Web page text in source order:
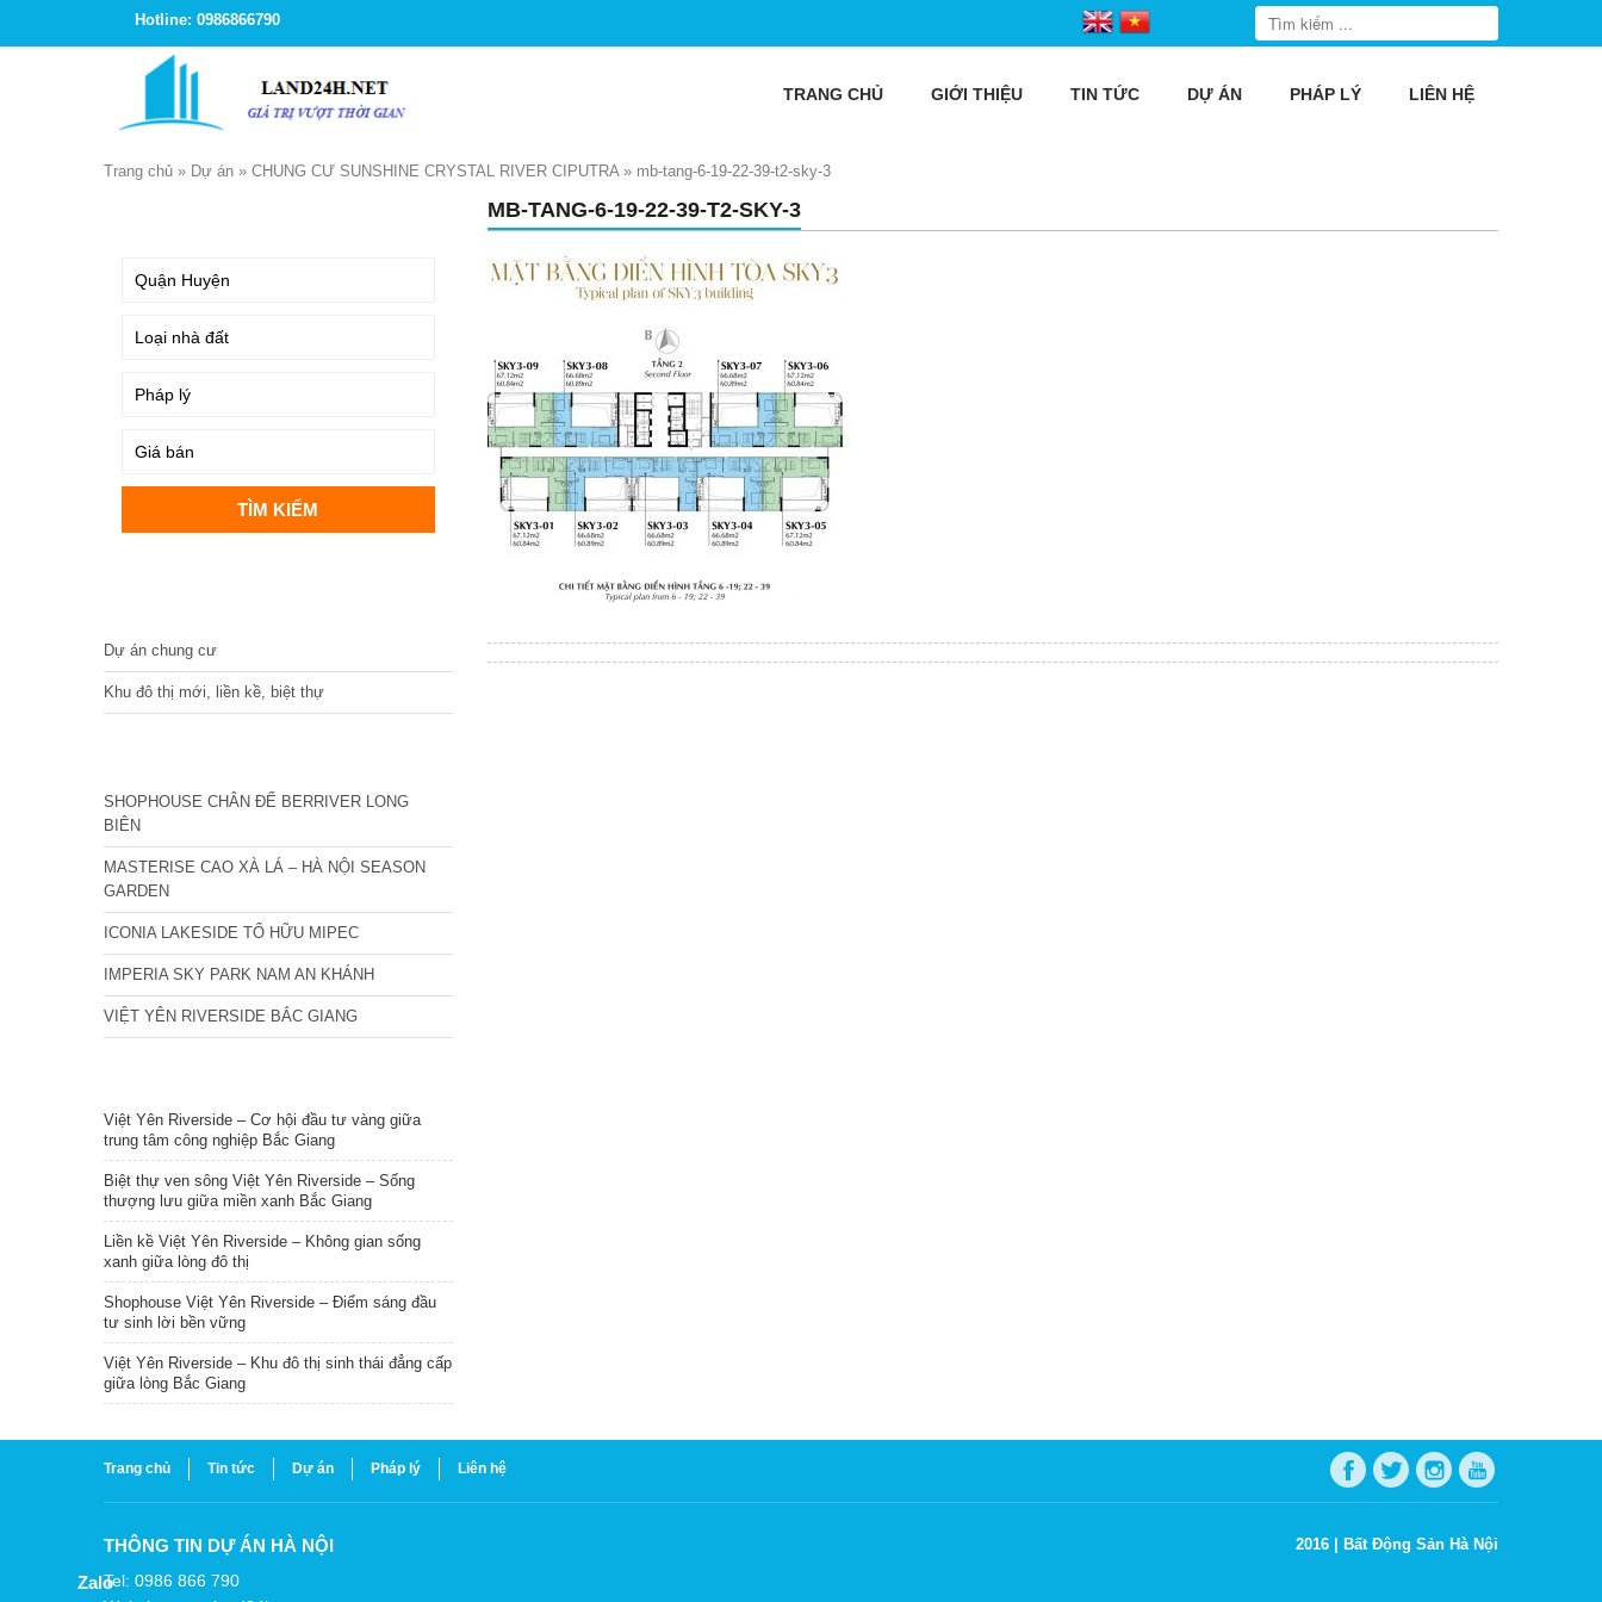
Hotline: 0986866790
TRANG CHỦ GIỚI THIỆU TIN TỨC DỰ ÁN PHÁP LÝ LIÊN HỆ
Trang chủ » Dự án » CHUNG CƯ SUNSHINE CRYSTAL RIVER CIPUTRA» mb-tang-6-19-22-39-t2-sky-3
MB-TANG-6-19-22-39-T2-SKY-3
Dự án chung cư
Khu đô thị mới, liền kề, biệt thự
SHOPHOUSE CHÂN ĐẾ BERRIVER LONG
BIÊN
MASTERISE CAO XÀ LÁ – HÀ NỘI SEASON
GARDEN
ICONIA LAKESIDE TỐ HỮU MIPEC
IMPERIA SKY PARK NAM AN KHÁNH
VIỆT YÊN RIVERSIDE BẮC GIANG
Việt Yên Riverside – Cơ hội đầu tư vàng giữa
trung tâm công nghiệp Bắc Giang
Biệt thự ven sông Việt Yên Riverside – Sống
thượng lưu giữa miền xanh Bắc Giang
Liền kề Việt Yên Riverside – Không gian sống
xanh giữa lòng đô thị
Shophouse Việt Yên Riverside – Điểm sáng đầu
tư sinh lời bền vững
Việt Yên Riverside – Khu đô thị sinh thái đẳng cấp
giữa lòng Bắc Giang
Trang chủ Tin tức Dự án Pháp lý Liên hệ
THÔNG TIN DỰ ÁN HÀ NỘI
Tel: 0986 866 790
2016 | Bất Động Sản Hà Nội
Zalo